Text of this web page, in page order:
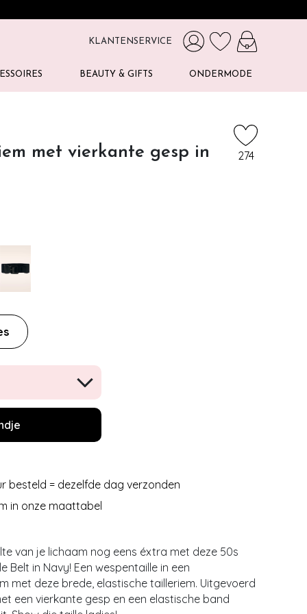
KLANTENSERVICE
BEAUTY & GIFTS ONDERMODE
met vierkante gesp in
274
besteld = dezelfde dag verzonden
in onze maattabel
van je lichaam nog eens éxtra met deze 50s
Belt in Navy! Een wespentaille in een
met deze brede, elastische tailleriem. Uitgevoerd
een vierkante gesp en een elastische band